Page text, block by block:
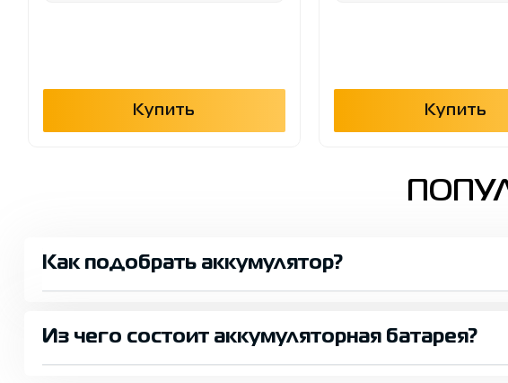
Купить Купить
Как подобрать аккумулятор?
Из чего состоит аккумуляторная батарея?